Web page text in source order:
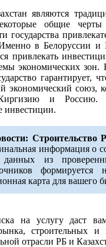
являются
общие черты
государства
в Белоруссии и
привлекать
экономических
гарантирует,
экономический союз,
Киргизию и
инвестиции.
Строительство
информация о
из
карта для вашего
на услугу даст
строительных и
отрасли РБ и